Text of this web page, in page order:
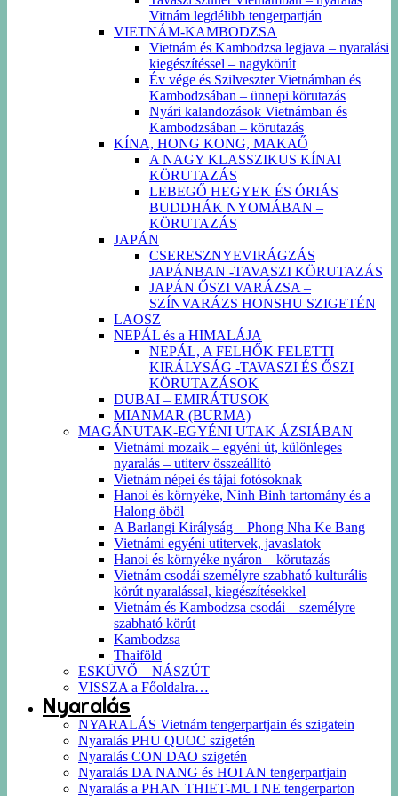
Vitnám legdélibb tengerpartján
VIETNÁM-KAMBODZSA
Vietnám és Kambodzsa legjava – nyaralási
kiegészítéssel – nagykörút
Év vége és Szilveszter Vietnámban és
Kambodzsában – ünnepi körutazás
Nyári kalandozások Vietnámban és
Kambodzsában – körutazás
KÍNA, HONG KONG, MAKAŐ
A NAGY KLASSZIKUS KÍNAI
KÖRUTAZÁS
LEBEGŐ HEGYEK ÉS ÓRIÁS
BUDDHÁK NYOMÁBAN –
KÖRUTAZÁS
JAPÁN
CSERESZNYEVIRÁGZÁS
JAPÁNBAN -TAVASZI KÖRUTAZÁS
JAPÁN ŐSZI VARÁZSA –
SZÍNVARÁZS HONSHU SZIGETÉN
LAOSZ
NEPÁL és a HIMALÁJA
NEPÁL, A FELHŐK FELETTI
KIRÁLYSÁG -TAVASZI ÉS ŐSZI
KÖRUTAZÁSOK
DUBAI – EMIRÁTUSOK
MIANMAR (BURMA)
MAGÁNUTAK-EGYÉNI UTAK ÁZSIÁBAN
Vietnámi mozaik – egyéni út, különleges
nyaralás – utiterv összeállító
Vietnám népei és tájai fotósoknak
Hanoi és környéke, Ninh Binh tartomány és a
Halong öböl
A Barlangi Királyság – Phong Nha Ke Bang
Vietnámi egyéni utitervek, javaslatok
Hanoi és környéke nyáron – körutazás
Vietnám csodái személyre szabható kulturális
körút nyaralással, kiegészítésekkel
Vietnám és Kambodzsa csodái – személyre
szabható körút
Kambodzsa
Thaiföld
ESKÜVŐ – NÁSZÚT
VISSZA a Főoldalra…
Nyaralás
NYARALÁS Vietnám tengerpartjain és szigatein
Nyaralás PHU QUOC szigetén
Nyaralás CON DAO szigetén
Nyaralás DA NANG és HOI AN tengerpartjain
Nyaralás a PHAN THIET-MUI NE tengerparton